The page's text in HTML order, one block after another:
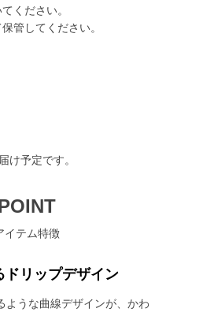
ください。
管してください。
け予定です。
イテム特徴
ドリップデザイン
ような曲線デザインが、かわ